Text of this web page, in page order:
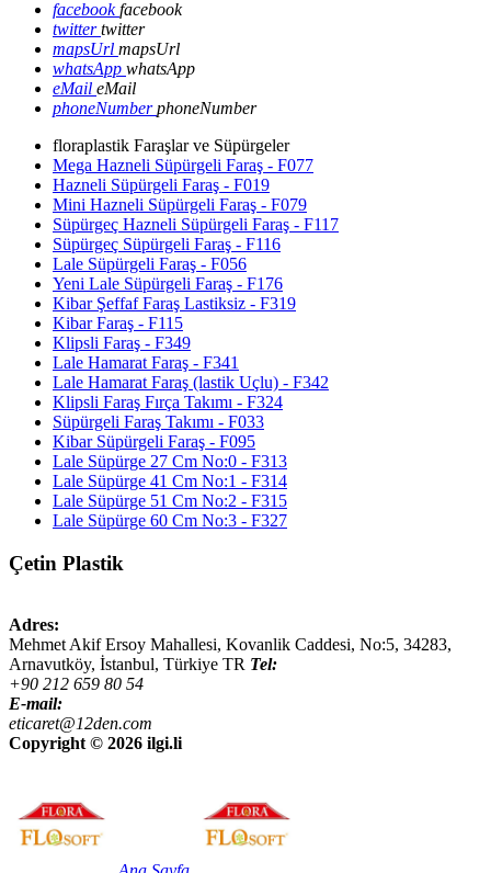
facebookfacebook
twittertwitter
mapsUrl mapsUrl
whatsApp whatsApp
eMail eMail
phoneNumberphoneNumber
floraplastik Faraşlar ve Süpürgeler
Mega Hazneli Süpürgeli Faraş - F077
Hazneli Süpürgeli Faraş - F019
Mini Hazneli Süpürgeli Faraş - F079
Süpürgeç Hazneli Süpürgeli Faraş - F117
Süpürgeç Süpürgeli Faraş - F116
Lale Süpürgeli Faraş - F056
Yeni Lale Süpürgeli Faraş - F176
Kibar Şeffaf Faraş Lastiksiz - F319
Kibar Faraş - F115
Klipsli Faraş - F349
Lale Hamarat Faraş - F341
Lale Hamarat Faraş (lastik Uçlu) - F342
Klipsli Faraş Fırça Takımı - F324
Süpürgeli Faraş Takımı - F033
Kibar Süpürgeli Faraş - F095
Lale Süpürge 27 Cm No:0 - F313
Lale Süpürge 41 Cm No:1 - F314
Lale Süpürge 51 Cm No:2 - F315
Lale Süpürge 60 Cm No:3 - F327
Çetin Plastik
Adres:
Mehmet Akif Ersoy Mahallesi, Kovanlik Caddesi, No:5, 34283,
Arnavutköy, İstanbul, Türkiye TR Tel:
+90 212 659 80 54
E-mail:
eticaret@12den.com
Copyright © 2026 ilgi.li